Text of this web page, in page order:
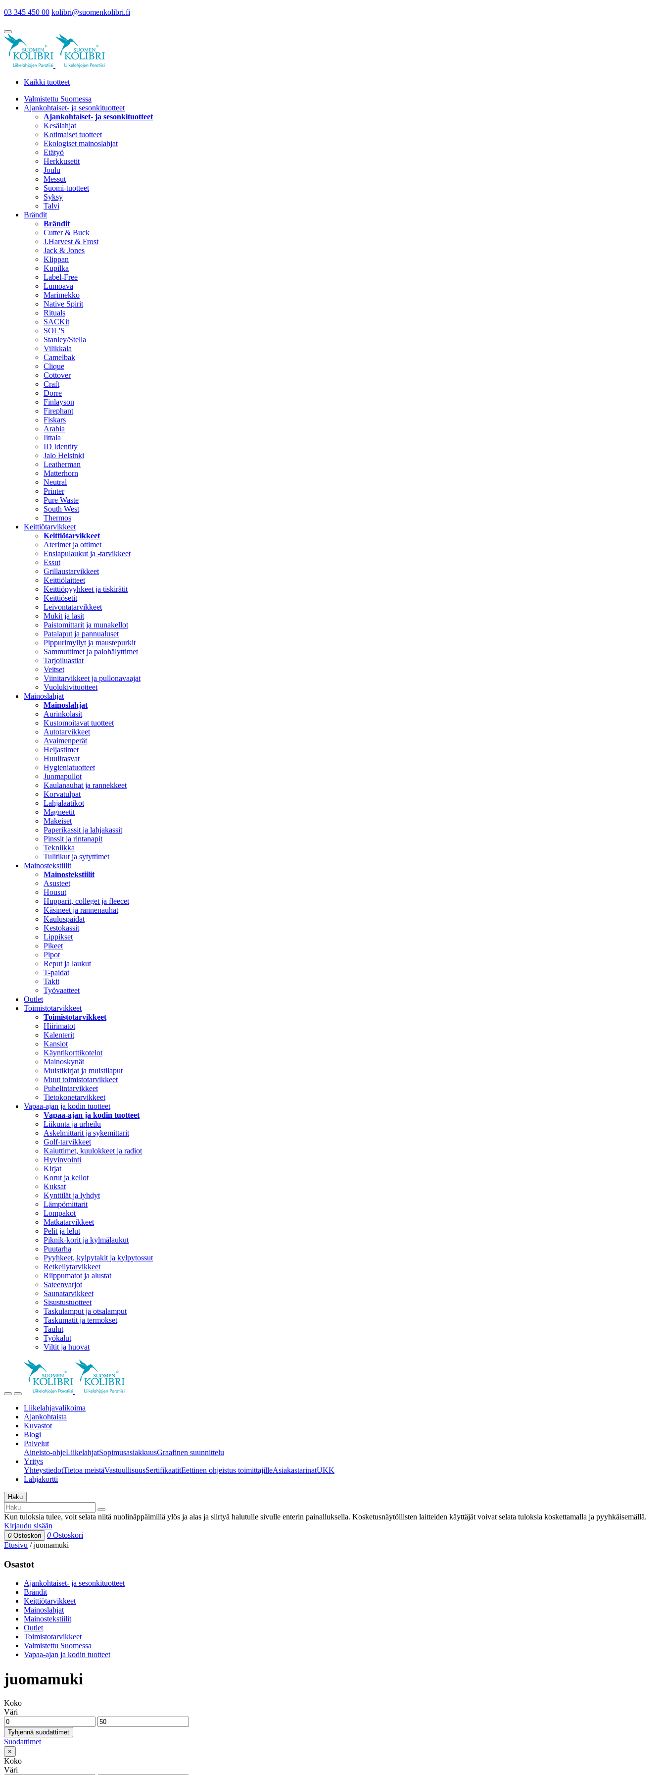
03 345 450 00 kolibri@suomenkolibri.fi
Kaikki tuotteet
Valmistettu Suomessa
Ajankohtaiset- ja sesonkituotteet
Ajankohtaiset- ja sesonkituotteet
Kesälahjat
Kotimaiset tuotteet
Ekologiset mainoslahjat
Etätyö
Herkkusetit
Joulu
Messut
Suomi-tuotteet
Syksy
Talvi
Brändit
Brändit
Cutter & Buck
J.Harvest & Frost
Jack & Jones
Klippan
Kupilka
Label-Free
Lumoava
Marimekko
Native Spirit
Rituals
SACKit
SOL'S
Stanley/Stella
Vilikkala
Camelbak
Clique
Cottover
Craft
Dorre
Finlayson
Firephant
Fiskars
Arabia
Iittala
ID Identity
Jalo Helsinki
Leatherman
Matterhorn
Neutral
Printer
Pure Waste
South West
Thermos
Keittiötarvikkeet
Keittiötarvikkeet
Aterimet ja ottimet
Ensiapulaukut ja -tarvikkeet
Essut
Grillaustarvikkeet
Keittiölaitteet
Keittiöpyyhkeet ja tiskirätit
Keittiösetit
Leivontatarvikkeet
Mukit ja lasit
Paistomittarit ja munakellot
Patalaput ja pannualuset
Pippurimyllyt ja maustepurkit
Sammuttimet ja palohälyttimet
Tarjoiluastiat
Veitset
Viinitarvikkeet ja pullonavaajat
Vuolukivituotteet
Mainoslahjat
Mainoslahjat
Aurinkolasit
Kustomoitavat tuotteet
Autotarvikkeet
Avaimenperät
Heijastimet
Huulirasvat
Hygieniatuotteet
Juomapullot
Kaulanauhat ja rannekkeet
Korvatulpat
Lahjalaatikot
Magneetit
Makeiset
Paperikassit ja lahjakassit
Pinssit ja rintanapit
Tekniikka
Tulitikut ja sytyttimet
Mainostekstiilit
Mainostekstiilit
Asusteet
Housut
Hupparit, colleget ja fleecet
Käsineet ja rannenauhat
Kauluspaidat
Kestokassit
Lippikset
Pikeet
Pipot
Reput ja laukut
T-paidat
Takit
Työvaatteet
Outlet
Toimistotarvikkeet
Toimistotarvikkeet
Hiirimatot
Kalenterit
Kansiot
Käyntikorttikotelot
Mainoskynät
Muistikirjat ja muistilaput
Muut toimistotarvikkeet
Puhelintarvikkeet
Tietokonetarvikkeet
Vapaa-ajan ja kodin tuotteet
Vapaa-ajan ja kodin tuotteet
Liikunta ja urheilu
Askelmittarit ja sykemittarit
Golf-tarvikkeet
Kaiuttimet, kuulokkeet ja radiot
Hyvinvointi
Kirjat
Korut ja kellot
Kuksat
Kynttilät ja lyhdyt
Lämpömittarit
Lompakot
Matkatarvikkeet
Pelit ja lelut
Piknik-korit ja kylmälaukut
Puutarha
Pyyhkeet, kylpytakit ja kylpytossut
Retkeilytarvikkeet
Riippumatot ja alustat
Sateenvarjot
Saunatarvikkeet
Sisustustuotteet
Taskulamput ja otsalamput
Taskumatit ja termokset
Taulut
Työkalut
Viltit ja huovat
Liikelahjavalikoima
Ajankohtaista
Kuvastot
Blogi
Palvelut
Aineisto-ohjeLiikelahjatSopimusasiakkuusGraafinen suunnittelu
Yritys
YhteystiedotTietoa meistäVastuullisuusSertifikaatitEettinen ohjeistus toimittajilleAsiakastarinatUKK
Lahjakortti
Haku
Kun tuloksia tulee, voit selata niitä nuolinäppäimillä ylös ja alas ja siirtyä halutulle sivulle enterin painalluksella. Kosketusnäytöllisten laitteiden käyttäjät voivat selata tuloksia koskettamalla ja pyyhkäisemällä.
Kirjaudu sisään
0 Ostoskori 0 Ostoskori
Etusivu /juomamuki
Osastot
Ajankohtaiset- ja sesonkituotteet
Brändit
Keittiötarvikkeet
Mainoslahjat
Mainostekstiilit
Outlet
Toimistotarvikkeet
Valmistettu Suomessa
Vapaa-ajan ja kodin tuotteet
juomamuki
Koko
Väri
Tyhjennä suodattimet
Suodattimet
×
Koko
Väri